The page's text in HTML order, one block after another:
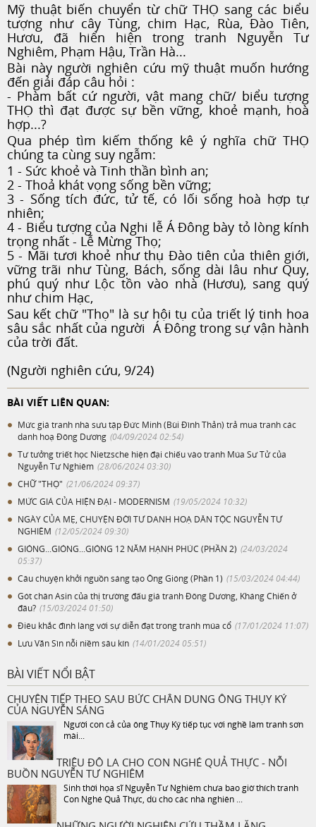
Mỹ thuật biến chuyển từ chữ THỌ sang các biểu
tượng như cây Tùng, chim Hạc, Rùa, Đào Tiên,
Hươu, đã hiển hiện trong tranh Nguyễn Tư
Nghiêm, Phạm Hậu, Trần Hà...
Bài này người nghiên cứu mỹ thuật muốn hướng
đến giải đáp câu hỏi :
- Phàm bất cứ người, vật mang chữ/ biểu tượng
THỌ thì đạt được sự bền vững, khoẻ mạnh, hoà
hợp...?
Qua phép tìm kiếm thống kê ý nghĩa chữ THỌ
chúng ta cùng suy ngẫm:
1 - Sức khoẻ và Tinh thần bình an;
2 - Thoả khát vọng sống bền vững;
3 - Sống tích đức, tử tế, có lối sống hoà hợp tự
nhiên;
4 - Biểu tượng của Nghi lễ Á Đông bày tỏ lòng kính
trọng nhất - Lễ Mừng Thọ;
5 - Mãi tươi khoẻ như thụ Đào tiên của thiên giới,
vững trãi như Tùng, Bách, sống dài lâu như Quy,
phú quý như Lộc tồn vào nhà (Hươu), sang quý
như chim Hạc,
Sau kết chữ "Thọ" là sự hội tụ của triết lý tinh hoa
sâu sắc nhất của người Á Đông trong sự vận hành
của trời đất.
(Người nghiên cứu, 9/24)
BÀI VIẾT LIÊN QUAN:
Mức giá tranh nhà sưu tập Đức Minh (Bùi Đình Thản) trả mua tranh các
danh hoạ Đông Dương (04/09/2024 02:54)
Tư tưởng triết học Nietzsche hiện đại chiếu vào tranh Múa Sư Tử của
Nguyễn Tư Nghiêm (28/06/2024 03:30)
CHỮ "THỌ" (21/06/2024 09:37)
MỨC GIÁ CỦA HIỆN ĐẠI - MODERNISM (19/05/2024 10:32)
NGÀY CỦA MẸ, CHUYỆN ĐỜI TƯ DANH HOẠ DÂN TỘC NGUYỄN TƯ
NGHIÊM (12/05/2024 09:30)
GIÓNG...GIÓNG...GIÓNG 12 NĂM HẠNH PHÚC (PHẦN 2) (24/03/2024
05:37)
Câu chuyện khởi nguồn sáng tạo Ông Gióng (Phần 1) (15/03/2024 04:44)
Gót chân Asin của thị trường đấu giá tranh Đông Dương, Kháng Chiến ở
đâu? (15/03/2024 01:50)
Điêu khắc đình làng với sự diễn đạt trong tranh múa cổ (17/01/2024 11:07)
Lưu Văn Sìn nỗi niềm sâu kín (14/01/2024 05:51)
BÀI VIẾT NỔI BẬT
CHUYỆN TIẾP THEO SAU BỨC CHÂN DUNG ÔNG THỤY KÝ
CỦA NGUYỄN SÁNG
Người con cả của ông Thụy Ký tiếp tục với nghề làm tranh sơn
mài...
TRIỆU ĐÔ LA CHO CON NGHÉ QUẢ THỰC - NỖI
BUỒN NGUYỄN TƯ NGHIÊM
Sinh thời họa sĩ Nguyễn Tư Nghiêm chưa bao giờ thích tranh
Con Nghé Quả Thực, dù cho các nhà nghiên ...